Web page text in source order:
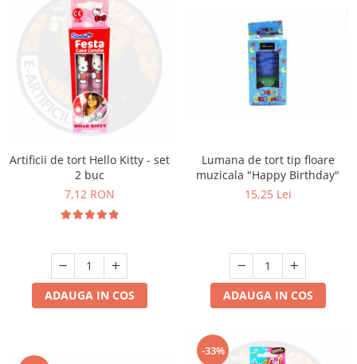
Artificii de tort Hello Kitty - set
2 buc
7,12 RON
ADAUGA IN COS
Lumana de tort tip floare
muzicala "Happy Birthday"
15,25 Lei
ADAUGA IN COS
-33%